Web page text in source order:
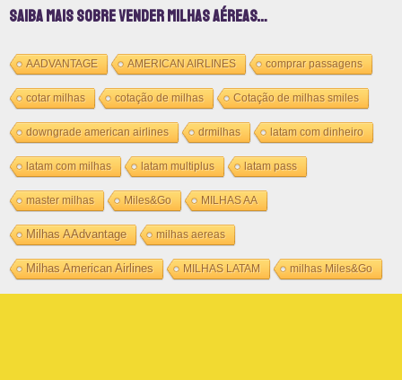
Saiba mais sobre vender milhas aéreas…
AADVANTAGE AMERICAN AIRLINES comprar passagens
cotar milhas cotação de milhas Cotação de milhas smiles
downgrade american airlines drmilhas latam com dinheiro
latam com milhas latam multiplus latam pass
master milhas Miles&Go MILHAS AA
Milhas AAdvantage milhas aereas
Milhas American Airlines MILHAS LATAM milhas Miles&Go